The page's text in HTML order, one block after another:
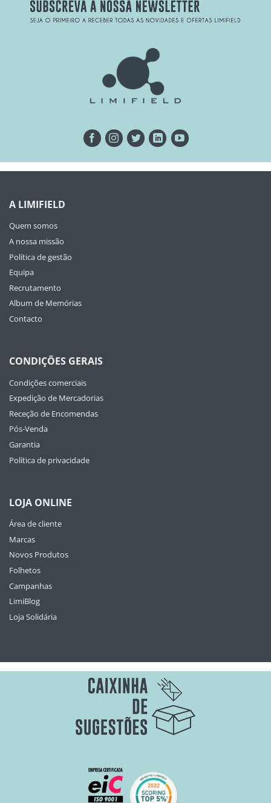
A LIMIFIELD
Quem somos
A nossa missão
Política de gestão
Equipa
Recrutamento
Album de Memórias
Contacto
CONDIÇÕES GERAIS
Condições comerciais
Expedição de Mercadorias
Receção de Encomendas
Pós-Venda
Garantia
Política de privacidade
LOJA ONLINE
Área de cliente
Marcas
Novos Produtos
Folhetos
Campanhas
LimiBlog
Loja Solidária